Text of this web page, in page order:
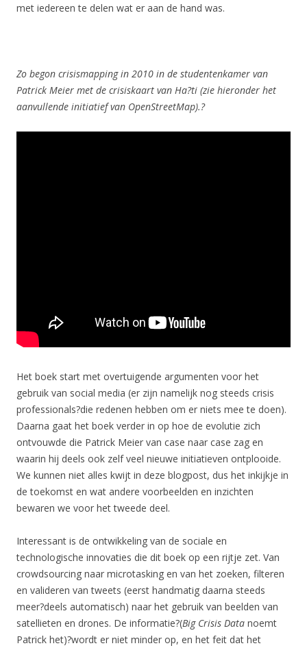
met iedereen te delen wat er aan de hand was.
Zo begon crisismapping in 2010 in de studentenkamer van
Patrick Meier met de crisiskaart van Ha?ti (zie hieronder het
aanvullende initiatief van OpenStreetMap).?
Het boek start met overtuigende argumenten voor het
gebruik van social media (er zijn namelijk nog steeds crisis
professionals?die redenen hebben om er niets mee te doen).
Daarna gaat het boek verder in op hoe de evolutie zich
ontvouwde die Patrick Meier van case naar case zag en
waarin hij deels ook zelf veel nieuwe initiatieven ontplooide.
We kunnen niet alles kwijt in deze blogpost, dus het inkijkje in
de toekomst en wat andere voorbeelden en inzichten
bewaren we voor het tweede deel.
Interessant is de ontwikkeling van de sociale en
technologische innovaties die dit boek op een rijtje zet. Van
crowdsourcing naar microtasking en van het zoeken, filteren
en valideren van tweets (eerst handmatig daarna steeds
meer?deels automatisch) naar het gebruik van beelden van
satellieten en drones. De informatie?(Big Crisis Data noemt
Patrick het)?wordt er niet minder op, en het feit dat het